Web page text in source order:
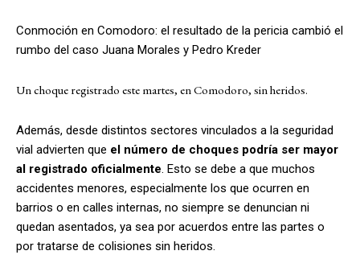
Conmoción en Comodoro: el resultado de la pericia cambió el
rumbo del caso Juana Morales y Pedro Kreder
Un choque registrado este martes, en Comodoro, sin heridos.
Además, desde distintos sectores vinculados a la seguridad
vial advierten que el número de choques podría ser mayor
al registrado oficialmente. Esto se debe a que muchos
accidentes menores, especialmente los que ocurren en
barrios o en calles internas, no siempre se denuncian ni
quedan asentados, ya sea por acuerdos entre las partes o
por tratarse de colisiones sin heridos.